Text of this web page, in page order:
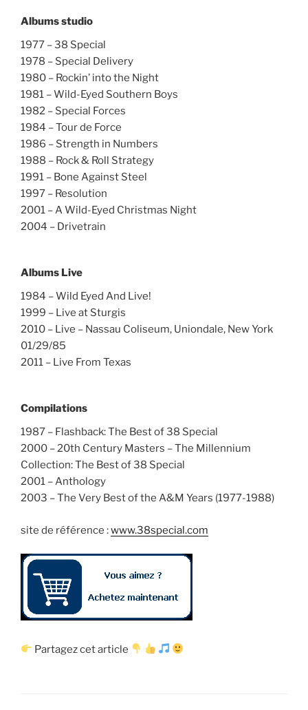
Albums studio
1977 – 38 Special
1978 – Special Delivery
1980 – Rockin’ into the Night
1981 – Wild-Eyed Southern Boys
1982 – Special Forces
1984 – Tour de Force
1986 – Strength in Numbers
1988 – Rock & Roll Strategy
1991 – Bone Against Steel
1997 – Resolution
2001 – A Wild-Eyed Christmas Night
2004 – Drivetrain
Albums Live
1984 – Wild Eyed And Live!
1999 – Live at Sturgis
2010 – Live – Nassau Coliseum, Uniondale, New York
01/29/85
2011 – Live From Texas
Compilations
1987 – Flashback: The Best of 38 Special
2000 – 20th Century Masters – The Millennium
Collection: The Best of 38 Special
2001 – Anthology
2003 – The Very Best of the A&M Years (1977-1988)
site de référence :www.38special.com
Partagez cet article